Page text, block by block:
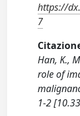
https://
7
Han, K.,
role of
1-2